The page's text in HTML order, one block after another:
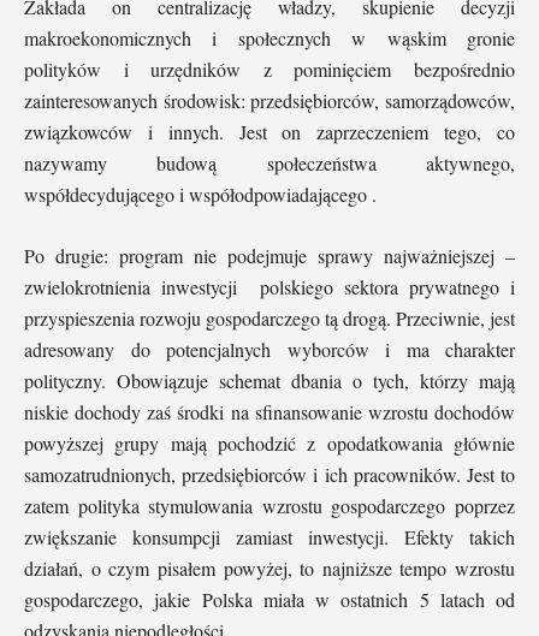
Zakłada on centralizację władzy, skupienie decyzji
makroekonomicznych i społecznych w wąskim gronie
polityków i urzędników z pominięciem bezpośrednio
zainteresowanych środowisk: przedsiębiorców, samorządowców,
związkowców i innych. Jest on zaprzeczeniem tego, co
nazywamy budową społeczeństwa aktywnego,
współdecydującego i współodpowiadającego .
Po drugie: program nie podejmuje sprawy najważniejszej –
zwielokrotnienia inwestycji polskiego sektora prywatnego i
przyspieszenia rozwoju gospodarczego tą drogą. Przeciwnie, jest
adresowany do potencjalnych wyborców i ma charakter
polityczny. Obowiązuje schemat dbania o tych, którzy mają
niskie dochody zaś środki na sfinansowanie wzrostu dochodów
powyższej grupy mają pochodzić z opodatkowania głównie
samozatrudnionych, przedsiębiorców i ich pracowników. Jest to
zatem polityka stymulowania wzrostu gospodarczego poprzez
zwiększanie konsumpcji zamiast inwestycji. Efekty takich
działań, o czym pisałem powyżej, to najniższe tempo wzrostu
gospodarczego, jakie Polska miała w ostatnich 5 latach od
odzyskania niepodległości.